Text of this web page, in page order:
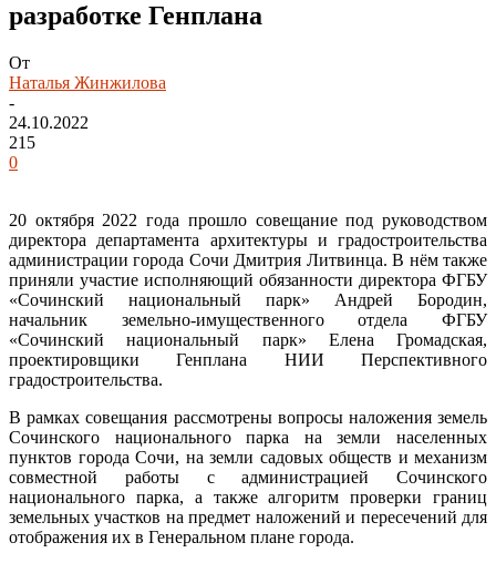
разработке Генплана
От
Наталья Жинжилова
-
24.10.2022
215
0
20 октября 2022 года прошло совещание под руководством
директора департамента архитектуры и градостроительства
администрации города Сочи Дмитрия Литвинца. В нём также
приняли участие исполняющий обязанности директора ФГБУ
«Сочинский национальный парк» Андрей Бородин,
начальник земельно-имущественного отдела ФГБУ
«Сочинский национальный парк» Елена Громадская,
проектировщики Генплана НИИ Перспективного
градостроительства.
В рамках совещания рассмотрены вопросы наложения земель
Сочинского национального парка на земли населенных
пунктов города Сочи, на земли садовых обществ и механизм
совместной работы с администрацией Сочинского
национального парка, а также алгоритм проверки границ
земельных участков на предмет наложений и пересечений для
отображения их в Генеральном плане города.